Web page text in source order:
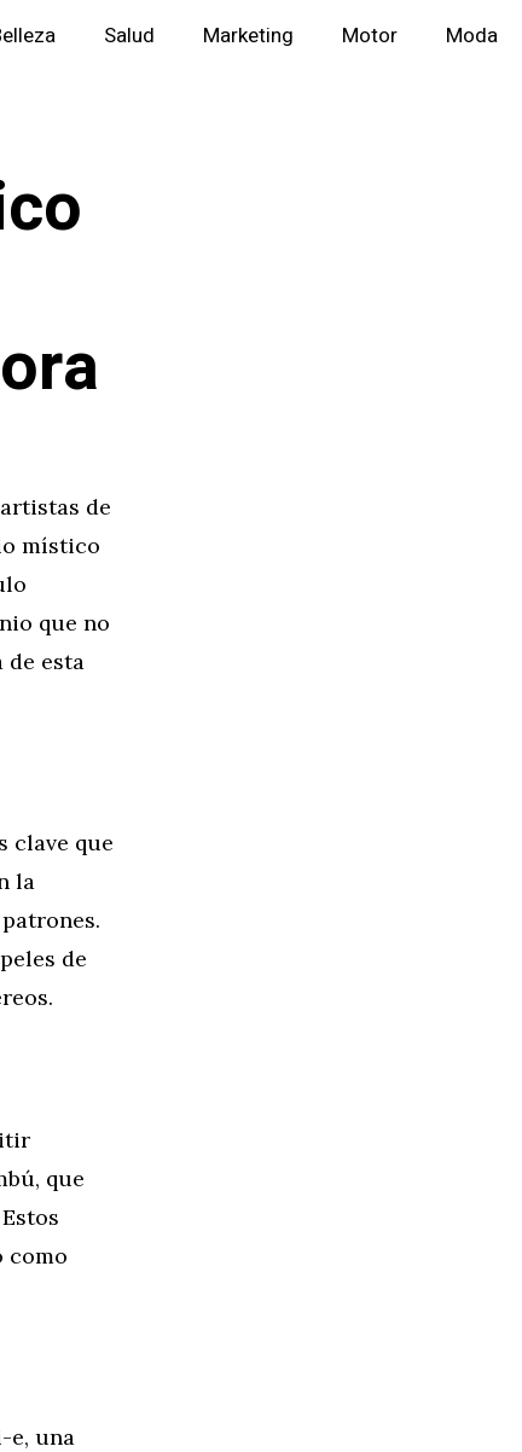
Salud Marketing Motor Moda
de
místico
que no
de esta
clave que
la
de
que
como
e, una